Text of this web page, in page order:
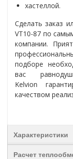
хастеллой.
Сделать заказ
VT10-87 по
компании.
подборе
вас
Kelvion
качеством
Характеристики
Расчет